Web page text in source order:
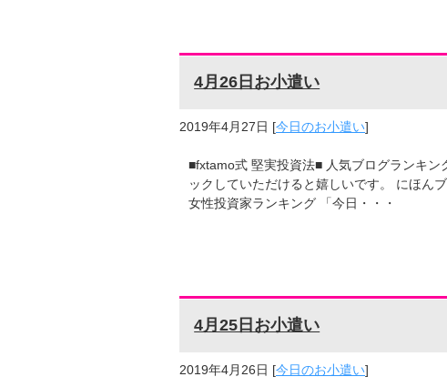
4月26日お小遣い
2019年4月27日 [今日のお小遣い]
■fxtamo式 堅実投資法■ 人気ブログランキン
ックしていただけると嬉しいです。 にほん
女性投資家ランキング 「今日・・・
4月25日お小遣い
2019年4月26日 [今日のお小遣い]